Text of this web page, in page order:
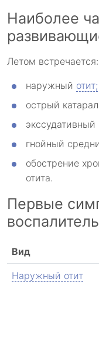
Наиболее
Летом встречается:
наружный отит;
острый
экссудативный
гнойный
обострение
отита.
Первые
Вид
Наружный отит